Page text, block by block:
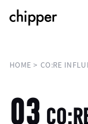
HOME CO:RE
03